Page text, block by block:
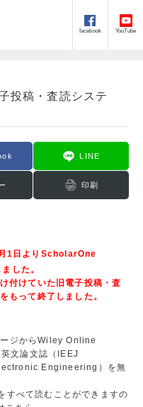
facebook YouTube
投稿・査読システ
LINE
印刷
1日よりScholarOne
した。
付けていた旧電子投稿・査
もって終了しました。
ジからWiley Online
文論文誌（IEEJ
Engineering）を無
すべて読むことができますの